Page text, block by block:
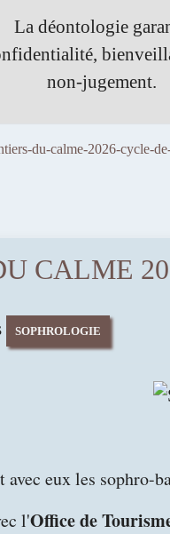
La déontologie
non-jugement.
du-calme-2026-cycle-
CALME
SOPHROLOGIE
eux les sophro-
l'Office de